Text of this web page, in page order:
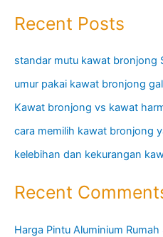
Recent Posts
standar mutu kawat bronjong
umur pakai kawat bronjong
Kawat bronjong vs kawat
cara memilih kawat bronjong
kelebihan dan kekurangan
Recent
Harga Pintu Aluminium